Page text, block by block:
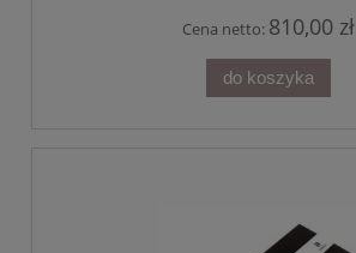
Cena netto: 810,00 zł
do koszyka